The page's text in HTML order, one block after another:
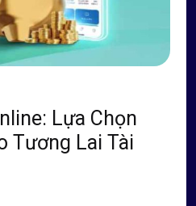
Lựa Chọn
Tương Lai Tài